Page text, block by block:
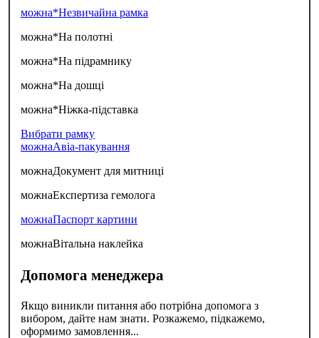
можна*Незвичайна рамка
можна*На полотні
можна*На підрамнику
можна*На дошці
можна*Ніжка-підставка
Вибрати рамку
можнаАвіа-пакування
можнаДокумент для митниці
можнаЕкспертиза гемолога
можнаПаспорт картини
можнаВітальна наклейка
Допомога менеджера
Якщо виникли питання або потрібна допомога з
вибором, дайте нам знати. Розкажемо, підкажемо,
оформимо замовлення...